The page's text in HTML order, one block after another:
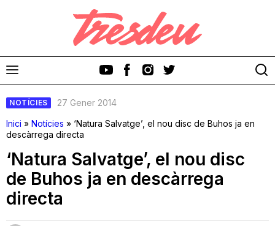
Discos
NOTÍCIES
27 Gener 2014
Inici » Notícies » ‘Natura Salvatge’, el nou disc de Buhos ja en
descàrrega directa
‘Natura Salvatge’, el nou disc
de Buhos ja en descàrrega
directa